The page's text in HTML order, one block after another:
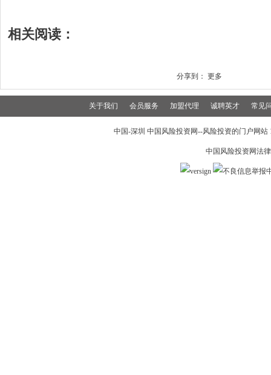
相关阅读：
分享到： 更多
关于我们 会员服务 加盟代理 诚聘英才 常见
中国-深圳 中国风险投资网--风险投资的门户网
中国风险投资网法